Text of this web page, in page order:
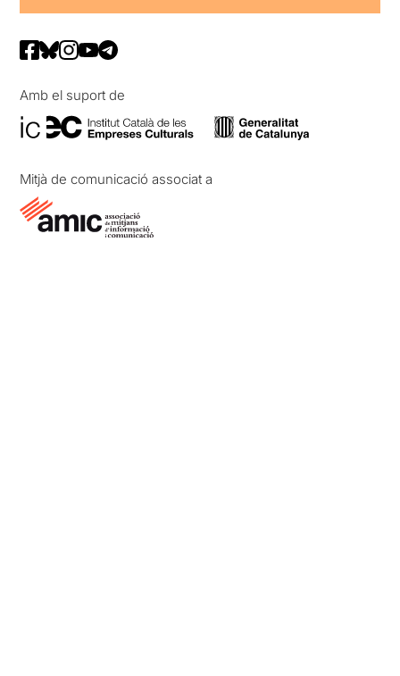
Amb el suport de
Mitjà de comunicació associat a